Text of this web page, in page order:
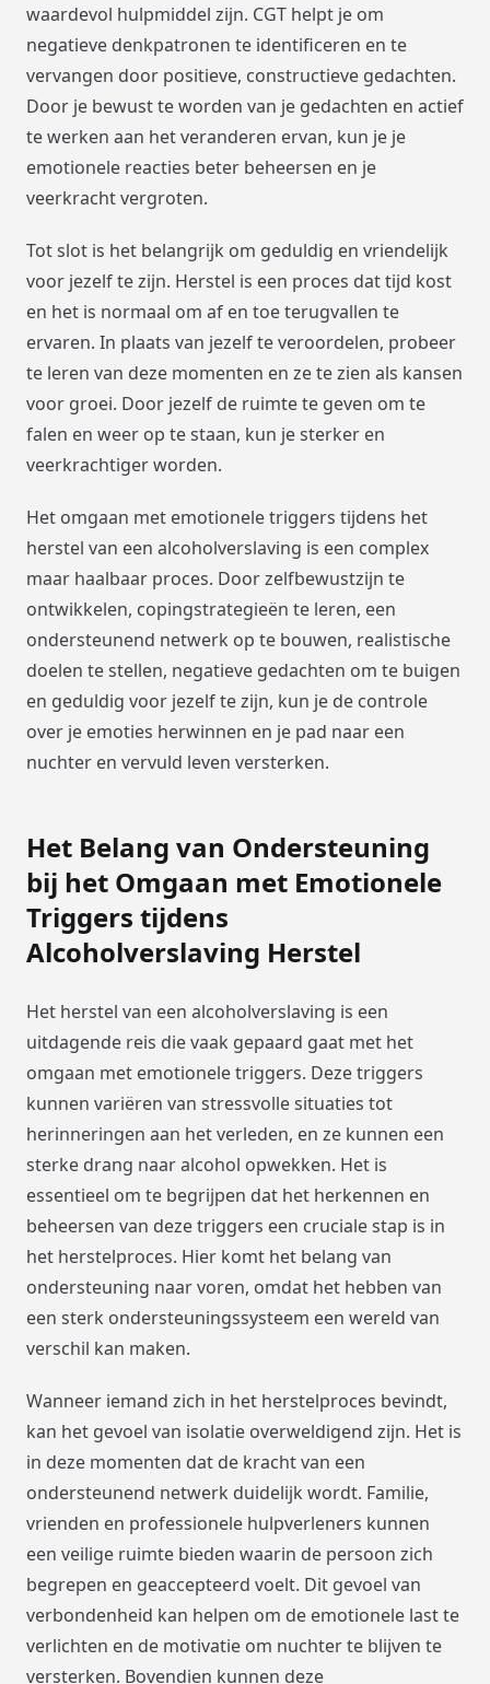
waardevol hulpmiddel zijn. CGT helpt je om
negatieve denkpatronen te identificeren en te
vervangen door positieve, constructieve gedachten.
Door je bewust te worden van je gedachten en actief
te werken aan het veranderen ervan, kun je je
emotionele reacties beter beheersen en je
veerkracht vergroten.
Tot slot is het belangrijk om geduldig en vriendelijk
voor jezelf te zijn. Herstel is een proces dat tijd kost
en het is normaal om af en toe terugvallen te
ervaren. In plaats van jezelf te veroordelen, probeer
te leren van deze momenten en ze te zien als kansen
voor groei. Door jezelf de ruimte te geven om te
falen en weer op te staan, kun je sterker en
veerkrachtiger worden.
Het omgaan met emotionele triggers tijdens het
herstel van een alcoholverslaving is een complex
maar haalbaar proces. Door zelfbewustzijn te
ontwikkelen, copingstrategieën te leren, een
ondersteunend netwerk op te bouwen, realistische
doelen te stellen, negatieve gedachten om te buigen
en geduldig voor jezelf te zijn, kun je de controle
over je emoties herwinnen en je pad naar een
nuchter en vervuld leven versterken.
Het Belang van Ondersteuning
bij het Omgaan met Emotionele
Triggers tijdens
Alcoholverslaving Herstel
Het herstel van een alcoholverslaving is een
uitdagende reis die vaak gepaard gaat met het
omgaan met emotionele triggers. Deze triggers
kunnen variëren van stressvolle situaties tot
herinneringen aan het verleden, en ze kunnen een
sterke drang naar alcohol opwekken. Het is
essentieel om te begrijpen dat het herkennen en
beheersen van deze triggers een cruciale stap is in
het herstelproces. Hier komt het belang van
ondersteuning naar voren, omdat het hebben van
een sterk ondersteuningssysteem een wereld van
verschil kan maken.
Wanneer iemand zich in het herstelproces bevindt,
kan het gevoel van isolatie overweldigend zijn. Het is
in deze momenten dat de kracht van een
ondersteunend netwerk duidelijk wordt. Familie,
vrienden en professionele hulpverleners kunnen
een veilige ruimte bieden waarin de persoon zich
begrepen en geaccepteerd voelt. Dit gevoel van
verbondenheid kan helpen om de emotionele last te
verlichten en de motivatie om nuchter te blijven te
versterken. Bovendien kunnen deze